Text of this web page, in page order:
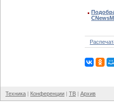
Техника Конференции ТВ Архив